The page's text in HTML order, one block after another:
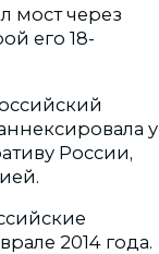
мост через
его 18-
у
России,
2014 года.